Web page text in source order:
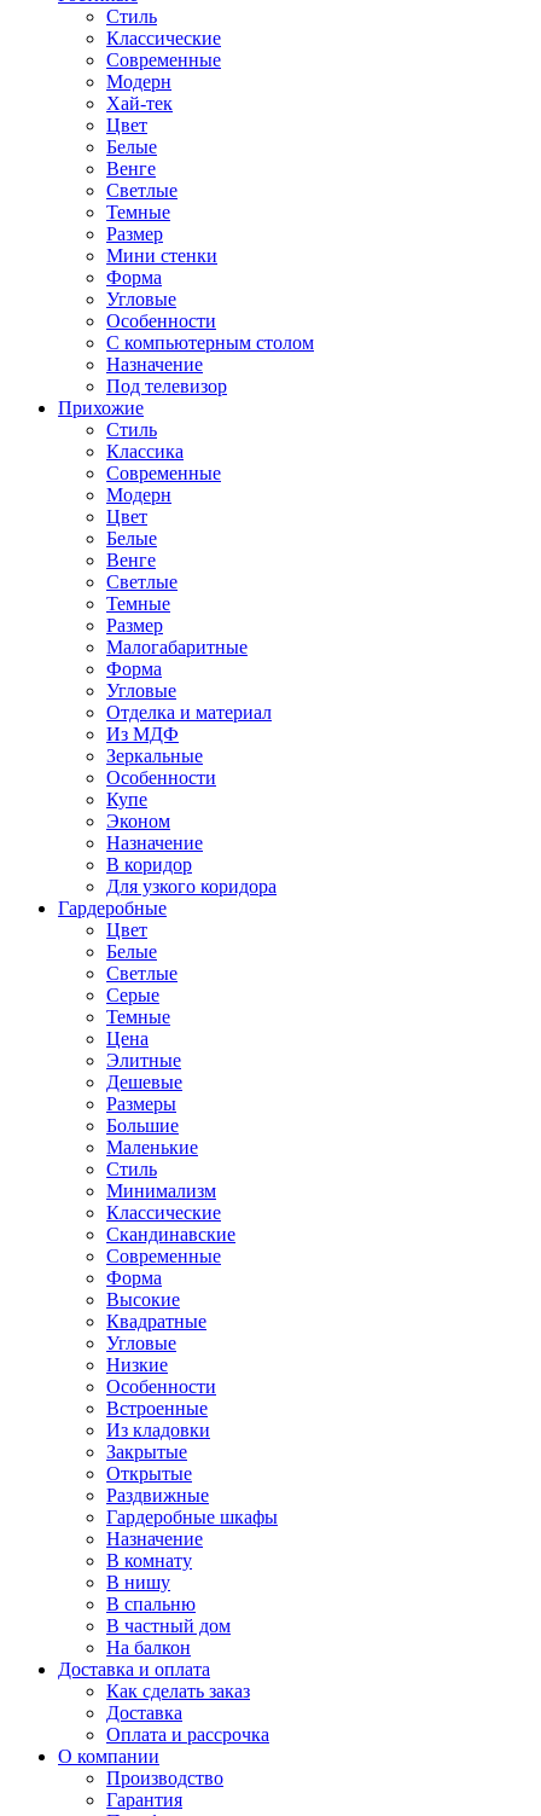
Стиль
Классические
Современные
Модерн
Хай-тек
Цвет
Белые
Венге
Светлые
Темные
Размер
Мини стенки
Форма
Угловые
Особенности
С компьютерным столом
Назначение
Под телевизор
Прихожие
Стиль
Классика
Современные
Модерн
Цвет
Белые
Венге
Светлые
Темные
Размер
Малогабаритные
Форма
Угловые
Отделка и материал
Из МДФ
Зеркальные
Особенности
Купе
Эконом
Назначение
В коридор
Для узкого коридора
Гардеробные
Цвет
Белые
Светлые
Серые
Темные
Цена
Элитные
Дешевые
Размеры
Большие
Маленькие
Стиль
Минимализм
Классические
Скандинавские
Современные
Форма
Высокие
Квадратные
Угловые
Низкие
Особенности
Встроенные
Из кладовки
Закрытые
Открытые
Раздвижные
Гардеробные шкафы
Назначение
В комнату
В нишу
В спальню
В частный дом
На балкон
Доставка и оплата
Как сделать заказ
Доставка
Оплата и рассрочка
О компании
Производство
Гарантия